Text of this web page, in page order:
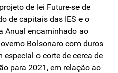
de lei Future-se de
de capitais das IES e o
Anual encaminhado ao
Bolsonaro com duros
especial o corte de cerca de
para 2021, em relação ao